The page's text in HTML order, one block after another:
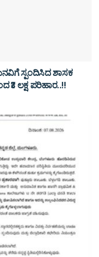
ಸ್ಪಂದಿಸಿದ ಶಾಸಕ
ಲಕ್ಷ ಪರಿಹಾರ..!!